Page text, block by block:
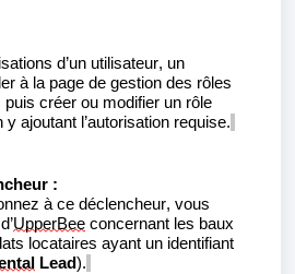
d’un utilisateur, un
à la page de gestion des rôles
puis créer ou modifier un rôle
y ajoutant l’autorisation requise.
:
à ce déclencheur, vous
UpperBee concernant les baux
locataires ayant un identifiant
Lead).